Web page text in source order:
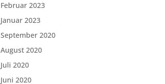
Februar 2023
Januar 2023
September 2020
August 2020
Juli 2020
Juni 2020